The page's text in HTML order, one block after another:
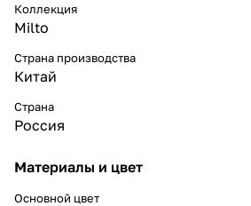
Коллекция
Milto
Страна производства
Китай
Страна
Россия
Материалы и цвет
Основной цвет